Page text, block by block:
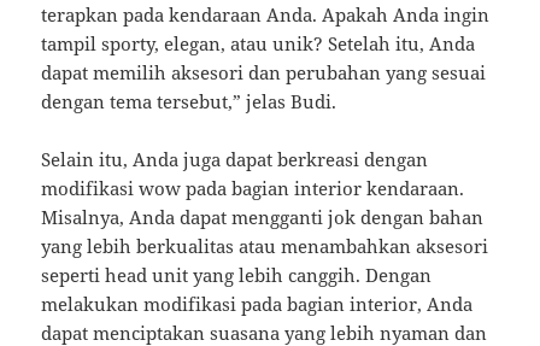
terapkan pada kendaraan Anda. Apakah Anda ingin
tampil sporty, elegan, atau unik? Setelah itu, Anda
dapat memilih aksesori dan perubahan yang sesuai
dengan tema tersebut,” jelas Budi.
Selain itu, Anda juga dapat berkreasi dengan
modifikasi wow pada bagian interior kendaraan.
Misalnya, Anda dapat mengganti jok dengan bahan
yang lebih berkualitas atau menambahkan aksesori
seperti head unit yang lebih canggih. Dengan
melakukan modifikasi pada bagian interior, Anda
dapat menciptakan suasana yang lebih nyaman dan